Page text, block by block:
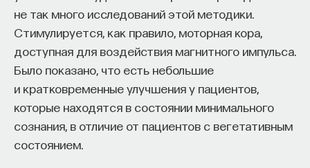
не так много исследований этой методики.
Стимулируется, как правило, моторная кора,
доступная для воздействия магнитного импульса.
Было показано, что есть небольшие
и кратковременные улучшения у пациентов,
которые находятся в состоянии минимального
сознания, в отличие от пациентов с вегетативным
состоянием.